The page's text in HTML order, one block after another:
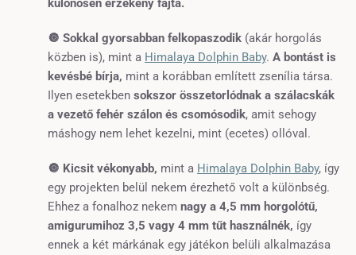
🔘 Sokkal gyorsabban felkopaszodik (akár horgolás
közben is), mint a Himalaya Dolphin Baby. A bontást is
kevésbé bírja, mint a korábban említett zsenília társa.
Ilyen esetekben sokszor összetorlódnak a szálacskák
a vezető fehér szálon és csomósodik, amit sehogy
máshogy nem lehet kezelni, mint (ecetes) ollóval.
🔘 Kicsit vékonyabb, mint a Himalaya Dolphin Baby, így
egy projekten belül nekem érezhető volt a különbség.
Ehhez a fonalhoz nekem nagy a 4,5 mm horgolótű,
amigurumihoz 3,5 vagy 4 mm tűt használnék, így
ennek a két márkának egy játékon belüli alkalmazása